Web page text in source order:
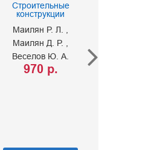
Строительные
конструкции
Маилян Р. Л.
Маилян Д. Р.
Веселов Ю. А.
970 р.